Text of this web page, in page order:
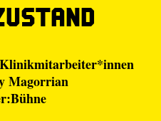
Klinikmitarbeiter*innen
Magorrian